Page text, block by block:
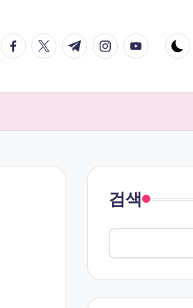
facebook.com
twitter.com
t.me instagram.com
youtube.com
검색